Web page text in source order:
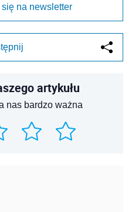
na newsletter
artykułu
nas bardzo ważna